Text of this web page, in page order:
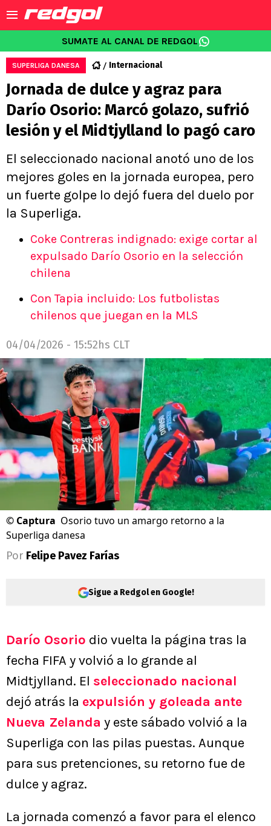
SUMATE AL CANAL DE REDGOL
SUPERLIGA DANESA Internacional
Jornada de dulce y agraz para
Darío Osorio: Marcó golazo, sufrió
lesión y el Midtjylland lo pagó caro
El seleccionado nacional anotó uno de los
mejores goles en la jornada europea, pero
un fuerte golpe lo dejó fuera del duelo por
la Superliga.
Coke Contreras indignado: exige cortar al
expulsado Darío Osorio en la selección
chilena
Con Tapia incluido: Los futbolistas
chilenos que juegan en la MLS
04/04/2026 - 15:52hs CLT
© Captura Osorio tuvo un amargo retorno a la
Superliga danesa
Por Felipe Pavez Farías
Sigue a Redgol en Google!
Darío Osorio dio vuelta la página tras la
fecha FIFA y volvió a lo grande al
Midtjylland. El seleccionado nacional
dejó atrás la expulsión y goleada ante
Nueva Zelanda y este sábado volvió a la
Superliga con las pilas puestas. Aunque
para sus pretenciones, su retorno fue de
dulce y agraz.
La jornada comenzó a favor para el elenco